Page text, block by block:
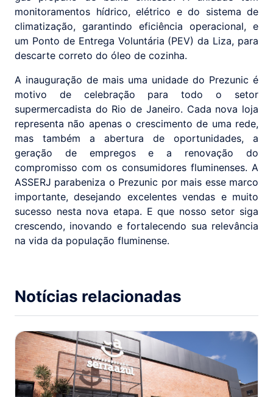
monitoramentos hídrico, elétrico e do sistema de
climatização, garantindo eficiência operacional, e
um Ponto de Entrega Voluntária (PEV) da Liza, para
descarte correto do óleo de cozinha.
A inauguração de mais uma unidade do Prezunic é
motivo de celebração para todo o setor
supermercadista do Rio de Janeiro. Cada nova loja
representa não apenas o crescimento de uma rede,
mas também a abertura de oportunidades, a
geração de empregos e a renovação do
compromisso com os consumidores fluminenses. A
ASSERJ parabeniza o Prezunic por mais esse marco
importante, desejando excelentes vendas e muito
sucesso nesta nova etapa. E que nosso setor siga
crescendo, inovando e fortalecendo sua relevância
na vida da população fluminense.
Notícias relacionadas